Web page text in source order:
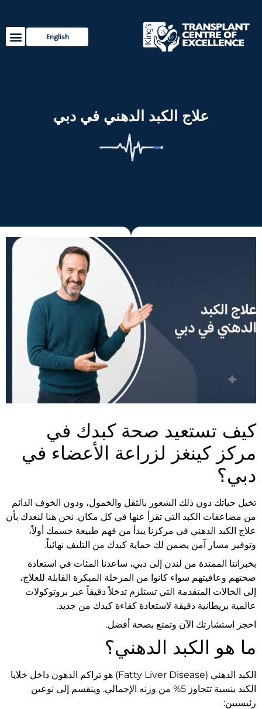
English
علاج الكبد الدهني في دبي
كيف تستعيد صحة كبدك في
مركز كينغز لزراعة الأعضاء في
دبي؟
تخيل حياتك دون ذلك الشعور بالثقل والخمول، ودون الخوف الدائم
من مضاعفات الكبد التي تقرأ عنها في كل مكان. نحن هنا لنعدك بأن
علاج الكبد الدهني في مركزنا يبدأ من فهم طبيعة جسمك أولاً،
وتوفير مسار آمن يضمن لك حماية كبدك من التليف نهائياً.
بخبراتنا الممتدة من لندن إلى دبي، ساعدنا المئات في استعادة
صحتهم وعافيتهم سواء كانوا من المرحلة المبكرة القابلة للعلاج،
إلى الحالات المتقدمة التي تستلزم تدخلاً دقيقاً عبر بروتوكولات
عالمية بريطانية دقيقة لاستعادة كفاءة كبدك من جديد.
احجز استشارتك الآن وتمتع بصحة أفضل.
ما هو الكبد الدهني؟
الكبد الدهني (Fatty Liver Disease) هو تراكم الدهون داخل خلايا
الكبد بنسبة تتجاوز 5% من وزنه الإجمالي. وينقسم إلى نوعين
رئيسيين: